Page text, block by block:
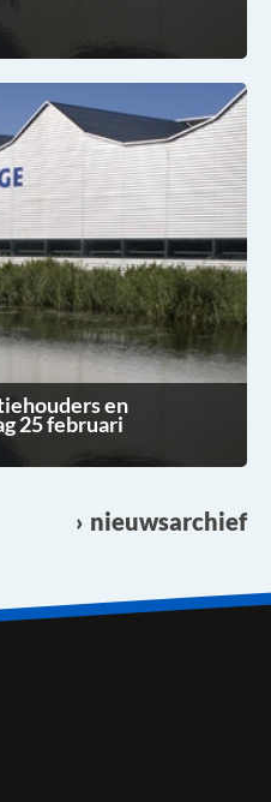
en
25 februari
nieuwsarchief